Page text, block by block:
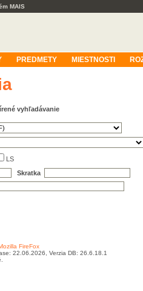
MAIS
PREDMETY MIESTNOSTI
vyhľadávanie
LS
Skratka
FireFox
22.06.2026, Verzia DB: 26.6.18.1